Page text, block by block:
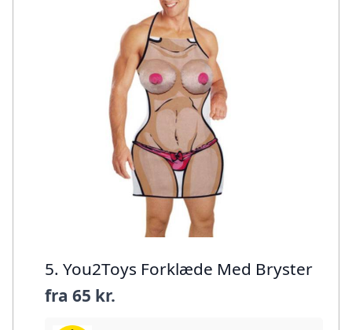
5. You2Toys Forklæde Med Bryster
fra 65 kr.